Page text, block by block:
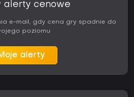
alerty cenowe
e-mail, gdy cena gry spadnie do
poziomu
alerty